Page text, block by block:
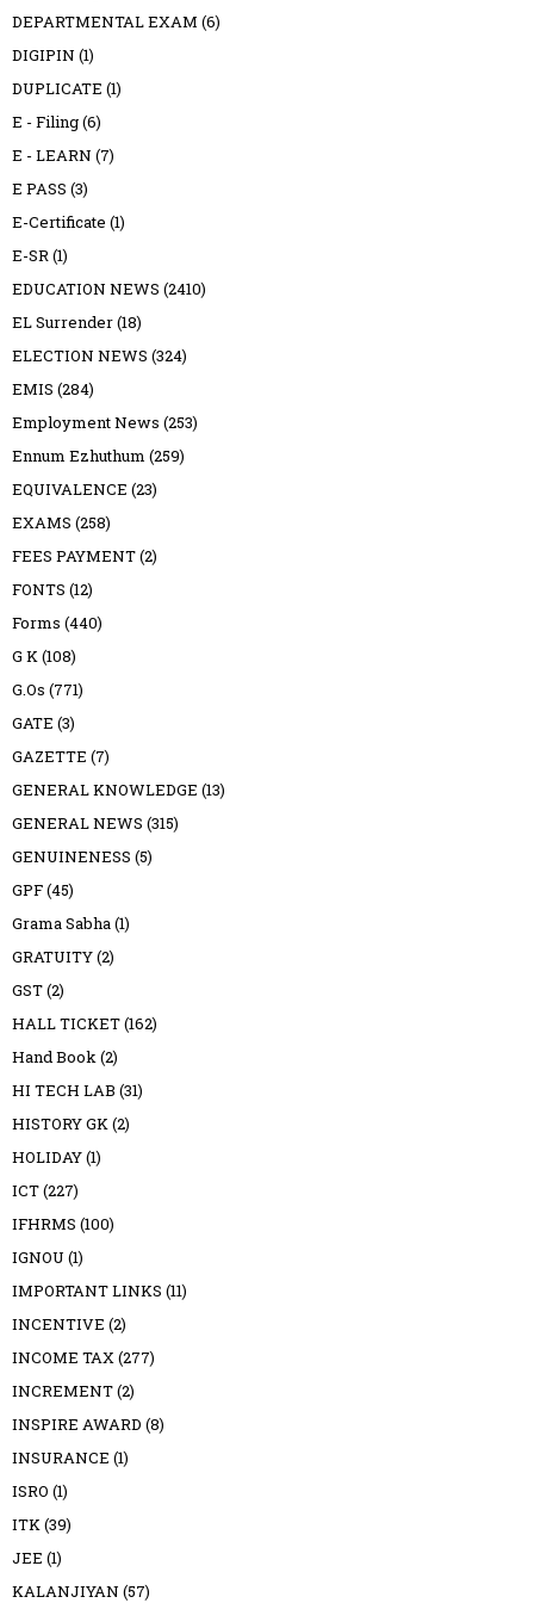
DEPARTMENTAL EXAM (6)
DIGIPIN (1)
DUPLICATE (1)
E - Filing(6)
E - LEARN (7)
E PASS (3)
E-Certificate (1)
E-SR(1)
EDUCATION NEWS (2410)
EL Surrender(18)
ELECTION NEWS (324)
EMIS (284)
Employment News (253)
Ennum Ezhuthum (259)
EQUIVALENCE (23)
EXAMS (258)
FEES PAYMENT(2)
FONTS (12)
Forms (440)
G K(108)
G.Os (771)
GATE (3)
GAZETTE (7)
GENERAL KNOWLEDGE (13)
GENERAL NEWS (315)
GENUINENESS (5)
GPF(45)
Grama Sabha(1)
GRATUITY(2)
GST(2)
HALL TICKET(162)
Hand Book(2)
HI TECH LAB (31)
HISTORY GK(2)
HOLIDAY(1)
ICT(227)
IFHRMS (100)
IGNOU (1)
IMPORTANT LINKS (11)
INCENTIVE (2)
INCOME TAX(277)
INCREMENT(2)
INSPIRE AWARD (8)
INSURANCE (1)
ISRO (1)
ITK(39)
JEE (1)
KALANJIYAN (57)